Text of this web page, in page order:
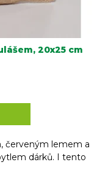
20x25 cm
červeným lemem a
dárků. I tento